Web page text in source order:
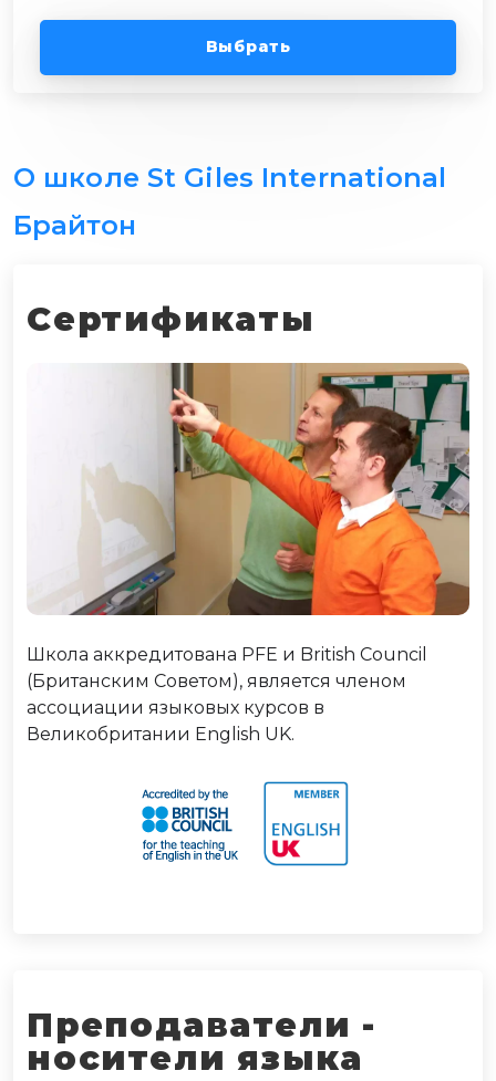
Выбрать
О школе St Giles International
Брайтон
Сертификаты
Школа аккредитована PFE и British Council
(Британским Советом), является членом
ассоциации языковых курсов в
Великобритании English UK.
Преподаватели -
носители языка